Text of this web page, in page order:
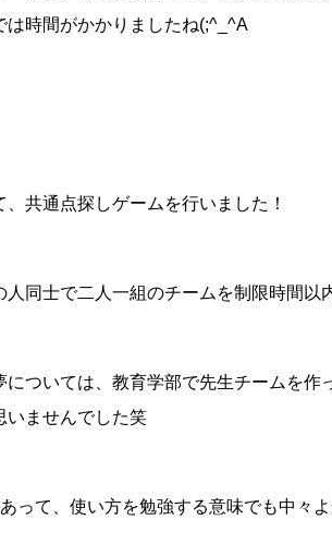
は時間がかかりましたね(;^_^A
共通点探しゲームを行いました！
同士で二人一組のチームを制限時間以
ついては、教育学部で先生チームを作
いませんでした笑
って、使い方を勉強する意味でも中々